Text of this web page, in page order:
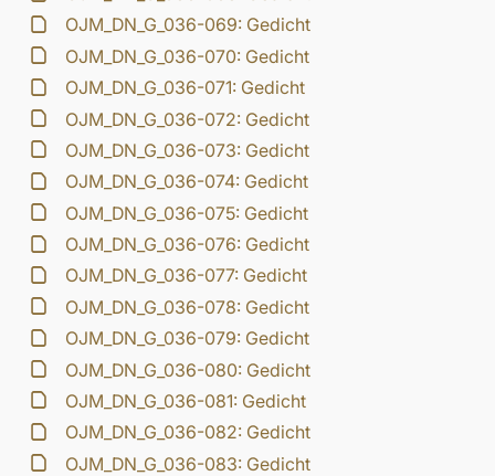
OJM_DN_G_036-069: Gedicht
OJM_DN_G_036-070: Gedicht
OJM_DN_G_036-071: Gedicht
OJM_DN_G_036-072: Gedicht
OJM_DN_G_036-073: Gedicht
OJM_DN_G_036-074: Gedicht
OJM_DN_G_036-075: Gedicht
OJM_DN_G_036-076: Gedicht
OJM_DN_G_036-077: Gedicht
OJM_DN_G_036-078: Gedicht
OJM_DN_G_036-079: Gedicht
OJM_DN_G_036-080: Gedicht
OJM_DN_G_036-081: Gedicht
OJM_DN_G_036-082: Gedicht
OJM_DN_G_036-083: Gedicht